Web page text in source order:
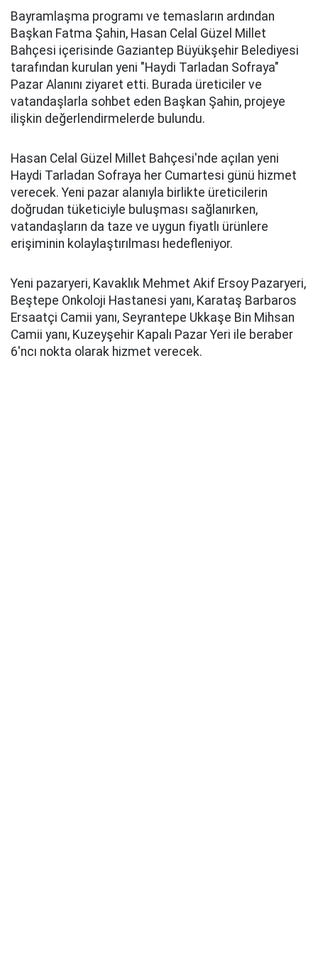
Bayramlaşma programı ve temasların ardından
Başkan Fatma Şahin, Hasan Celal Güzel Millet
Bahçesi içerisinde Gaziantep Büyükşehir Belediyesi
tarafından kurulan yeni "Haydi Tarladan Sofraya"
Pazar Alanını ziyaret etti. Burada üreticiler ve
vatandaşlarla sohbet eden Başkan Şahin, projeye
ilişkin değerlendirmelerde bulundu.
Hasan Celal Güzel Millet Bahçesi'nde açılan yeni
Haydi Tarladan Sofraya her Cumartesi günü hizmet
verecek. Yeni pazar alanıyla birlikte üreticilerin
doğrudan tüketiciyle buluşması sağlanırken,
vatandaşların da taze ve uygun fiyatlı ürünlere
erişiminin kolaylaştırılması hedefleniyor.
Yeni pazaryeri, Kavaklık Mehmet Akif Ersoy Pazaryeri,
Beştepe Onkoloji Hastanesi yanı, Karataş Barbaros
Ersaatçi Camii yanı, Seyrantepe Ukkaşe Bin Mihsan
Camii yanı, Kuzeyşehir Kapalı Pazar Yeri ile beraber
6'ncı nokta olarak hizmet verecek.